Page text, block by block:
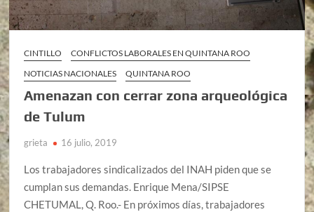
CINTILLO
CONFLICTOS LABORALES EN QUINTANA ROO
NOTICIAS NACIONALES
QUINTANA ROO
Amenazan con cerrar zona arqueológica
de Tulum
grieta 16 julio, 2019
Los trabajadores sindicalizados del INAH piden que se
cumplan sus demandas. Enrique Mena/SIPSE
CHETUMAL, Q. Roo.- En próximos días, trabajadores